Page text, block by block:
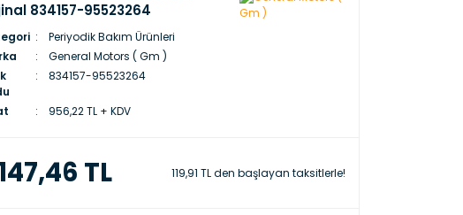
834157-95523264
Periyodik Bakım Ürünleri
General Motors ( Gm )
834157-95523264
956,22 TL + KDV
TL 119,91 TL den başlayan taksitlerle!